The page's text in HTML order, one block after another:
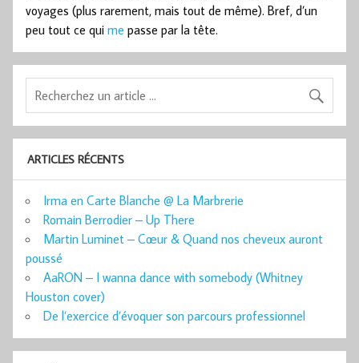
voyages (plus rarement, mais tout de même). Bref, d’un
peu tout ce qui me passe par la tête.
ARTICLES RÉCENTS
Irma en Carte Blanche @ La Marbrerie
Romain Berrodier – Up There
Martin Luminet – Cœur & Quand nos cheveux auront
poussé
AaRON – I wanna dance with somebody (Whitney
Houston cover)
De l’exercice d’évoquer son parcours professionnel